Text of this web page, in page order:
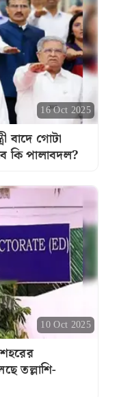
16 Oct 2025
বাদে গোটা
কি পালাবদল?
10 Oct 2025
তল্লাশি-